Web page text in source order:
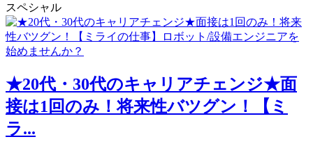
スペシャル
★20代・30代のキャリアチェンジ★面
接は1回のみ！将来性バツグン！【ミ
ラ...